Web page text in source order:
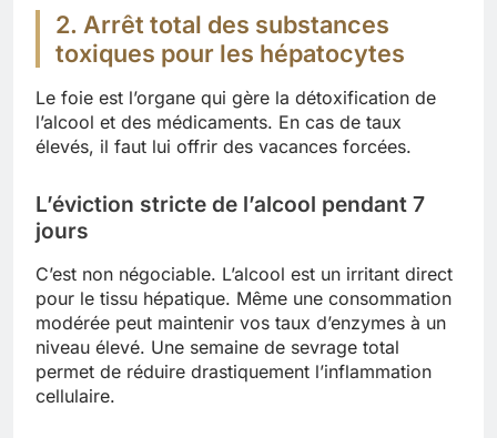
2. Arrêt total des substances
toxiques pour les hépatocytes
Le foie est l’organe qui gère la détoxification de
l’alcool et des médicaments. En cas de taux
élevés, il faut lui offrir des vacances forcées.
L’éviction stricte de l’alcool pendant 7
jours
C’est non négociable. L’alcool est un irritant direct
pour le tissu hépatique. Même une consommation
modérée peut maintenir vos taux d’enzymes à un
niveau élevé. Une semaine de sevrage total
permet de réduire drastiquement l’inflammation
cellulaire.